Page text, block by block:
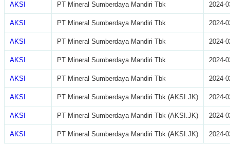
AKSI PT Mineral Sumberdaya Mandiri Tbk 2024-
AKSI PT Mineral Sumberdaya Mandiri Tbk 2024-
AKSI PT Mineral Sumberdaya Mandiri Tbk 2024-
AKSI PT Mineral Sumberdaya Mandiri Tbk 2024-
AKSI PT Mineral Sumberdaya Mandiri Tbk 2024-
AKSI PT Mineral Sumberdaya Mandiri Tbk (AKSI.JK) 2024-
AKSI PT Mineral Sumberdaya Mandiri Tbk (AKSI.JK) 2024-
AKSI PT Mineral Sumberdaya Mandiri Tbk (AKSI.JK) 2024-